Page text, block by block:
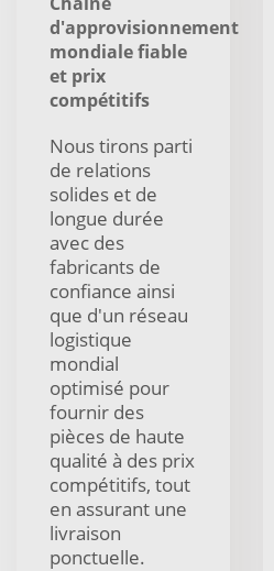
d'approvisionnement
mondiale fiable
et prix
compétitifs
Nous tirons parti
de relations
solides et de
longue durée
avec des
fabricants de
confiance ainsi
que d'un réseau
logistique
mondial
optimisé pour
fournir des
pièces de haute
qualité à des prix
compétitifs, tout
en assurant une
livraison
ponctuelle.